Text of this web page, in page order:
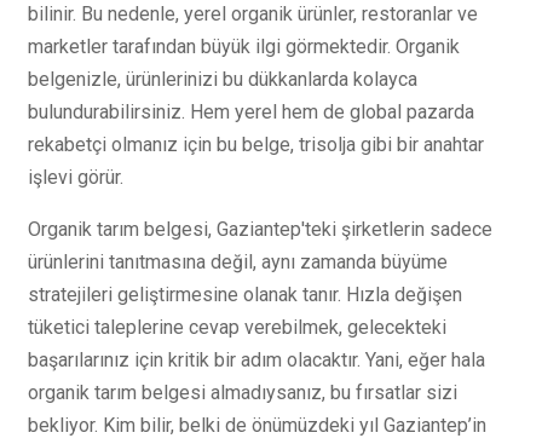
bilinir. Bu nedenle, yerel organik ürünler, restoranlar ve
marketler tarafından büyük ilgi görmektedir. Organik
belgenizle, ürünlerinizi bu dükkanlarda kolayca
bulundurabilirsiniz. Hem yerel hem de global pazarda
rekabetçi olmanız için bu belge, trisolja gibi bir anahtar
işlevi görür.
Organik tarım belgesi, Gaziantep'teki şirketlerin sadece
ürünlerini tanıtmasına değil, aynı zamanda büyüme
stratejileri geliştirmesine olanak tanır. Hızla değişen
tüketici taleplerine cevap verebilmek, gelecekteki
başarılarınız için kritik bir adım olacaktır. Yani, eğer hala
organik tarım belgesi almadıysanız, bu fırsatlar sizi
bekliyor. Kim bilir, belki de önümüzdeki yıl Gaziantep’in